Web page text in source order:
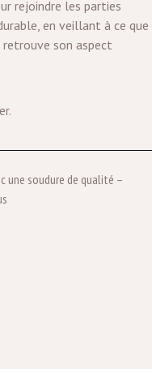
rejoindre les parties
en veillant à ce que
son aspect
une soudure de qualité –